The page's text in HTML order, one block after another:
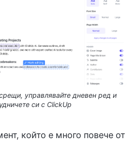
управлявайте дневен ред и
си с ClickUp
който е много повече от